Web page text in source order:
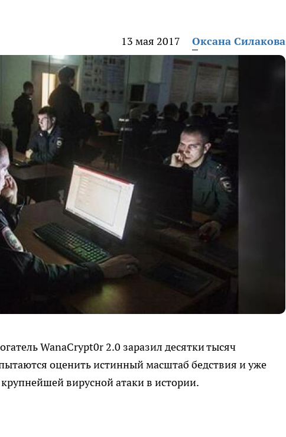
13 мая 2017 Оксана Силакова
WanaCrypt0r 2.0 заразил десятки тысяч
оценить истинный масштаб бедствия и уже
вирусной атаки в истории.